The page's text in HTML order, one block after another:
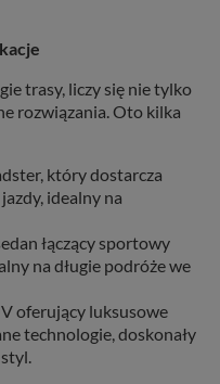
trasy, liczy się nie tylko
rozwiązania. Oto kilka
który dostarcza
idealny na
łączący sportowy
na długie podróże we
oferujący luksusowe
technologie, doskonały